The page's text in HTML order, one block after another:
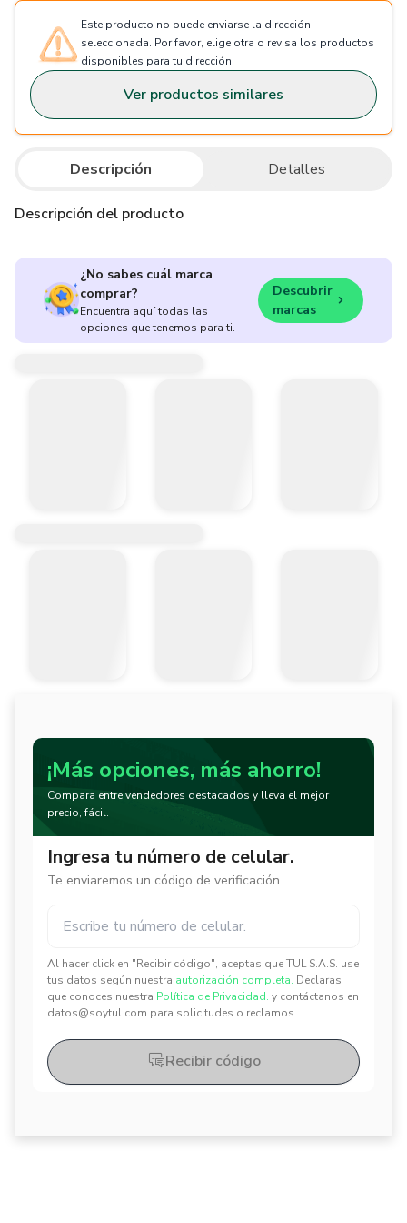
Este producto no puede enviarse la dirección
seleccionada. Por favor, elige otra o revisa los productos
disponibles para tu dirección.
Ver productos similares
Descripción Detalles
Descripción del producto
¿No sabes cuál marca
comprar?
Encuentra aquí todas las
opciones que tenemos para ti.
Descubrir
marcas
¡Más opciones, más ahorro!
Compara entre vendedores destacados y lleva el mejor
precio, fácil.
Ingresa tu número de celular.
Te enviaremos un código de verificación
Al hacer click en "Recibir código", aceptas que TUL S.A.S. use
tus datos según nuestra autorización completa. Declaras
que conoces nuestra Política de Privacidad. y contáctanos en
datos@soytul.com para solicitudes o reclamos.
✕
✕
Recibir código